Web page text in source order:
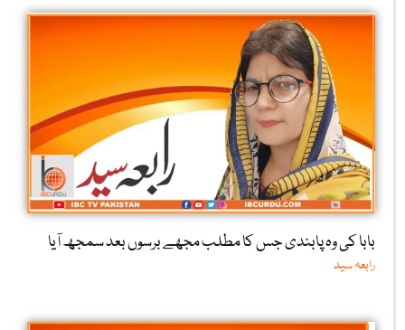
بابا کی وہ پابندی جس کا مطلب مجھے برسوں بعد سمجھ آیا
رابعہ سید